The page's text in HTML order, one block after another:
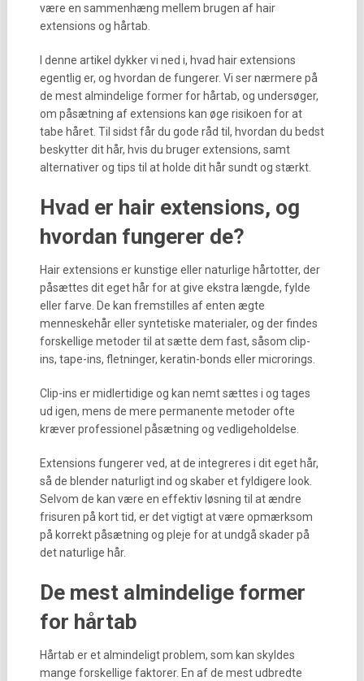
være en sammenhæng mellem brugen af hair
extensions og hårtab.
I denne artikel dykker vi ned i, hvad hair extensions
egentlig er, og hvordan de fungerer. Vi ser nærmere på
de mest almindelige former for hårtab, og undersøger,
om påsætning af extensions kan øge risikoen for at
tabe håret. Til sidst får du gode råd til, hvordan du bedst
beskytter dit hår, hvis du bruger extensions, samt
alternativer og tips til at holde dit hår sundt og stærkt.
Hvad er hair extensions, og
hvordan fungerer de?
Hair extensions er kunstige eller naturlige hårtotter, der
påsættes dit eget hår for at give ekstra længde, fylde
eller farve. De kan fremstilles af enten ægte
menneskehår eller syntetiske materialer, og der findes
forskellige metoder til at sætte dem fast, såsom clip-
ins, tape-ins, fletninger, keratin-bonds eller microrings.
Clip-ins er midlertidige og kan nemt sættes i og tages
ud igen, mens de mere permanente metoder ofte
kræver professionel påsætning og vedligeholdelse.
Extensions fungerer ved, at de integreres i dit eget hår,
så de blender naturligt ind og skaber et fyldigere look.
Selvom de kan være en effektiv løsning til at ændre
frisuren på kort tid, er det vigtigt at være opmærksom
på korrekt påsætning og pleje for at undgå skader på
det naturlige hår.
De mest almindelige former
for hårtab
Hårtab er et almindeligt problem, som kan skyldes
mange forskellige faktorer. En af de mest udbredte